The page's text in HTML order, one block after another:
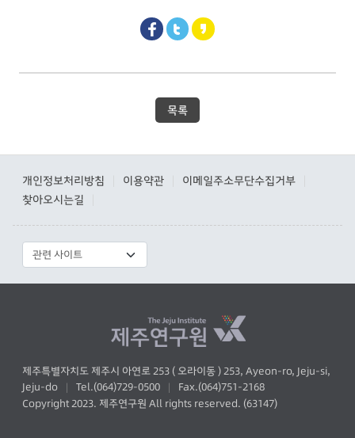
목록
개인정보처리방침 이용약관 이메일주소무단수집거부
찾아오시는길
제주특별자치도 제주시 아연로 253 ( 오라이동 ) 253, Ayeon-ro, Jeju-si,
Jeju-do
| Tel.(064)729-0500 |
Fax.(064)751-2168
Copyright 2023. 제주연구원 All rights reserved. (63147)